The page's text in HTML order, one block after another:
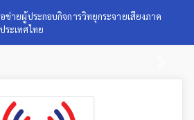
ข่ายผู้ประกอบกิจการวิทยุกระจายเสียงภาค
ระเทศไทย